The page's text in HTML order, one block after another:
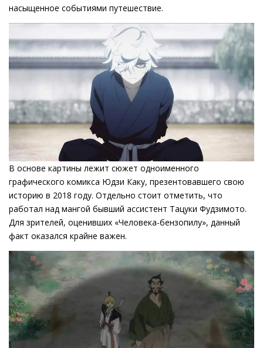
насыщенное событиями путешествие.
В основе картины лежит сюжет одноименного
графического комикса Юдзи Каку, презентовавшего свою
историю в 2018 году. Отдельно стоит отметить, что
работал над мангой бывший ассистент Тацуки Фудзимото.
Для зрителей, оценивших «Человека-бензопилу», данный
факт оказался крайне важен.